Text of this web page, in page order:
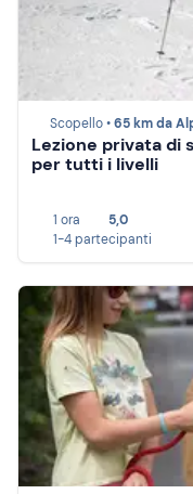
Scopello •65 km da
Lezione privata di
per tutti i livelli
1 ora
5,0
1-4 partecipanti